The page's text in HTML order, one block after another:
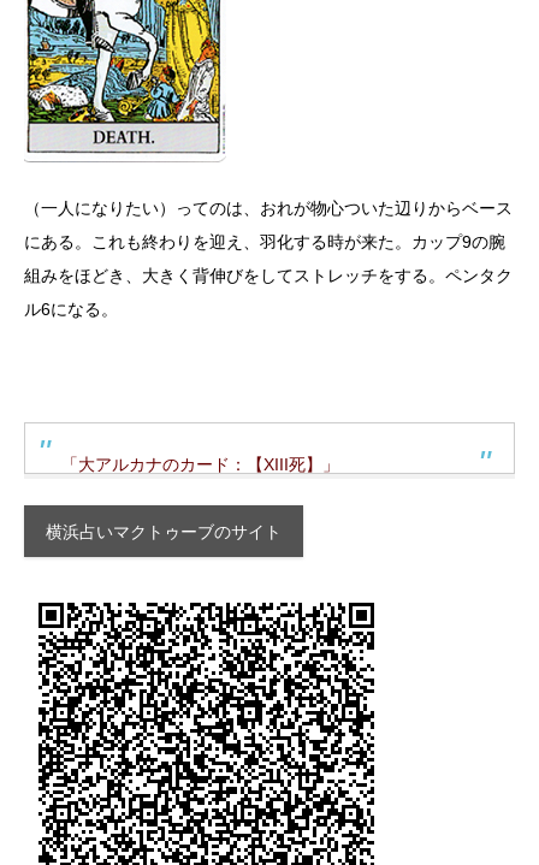
（一人になりたい）ってのは、おれが物心ついた辺りからベース
にある。これも終わりを迎え、羽化する時が来た。カップ9の腕
組みをほどき、大きく背伸びをしてストレッチをする。ペンタク
ル6になる。
「大アルカナのカード：【XIII死】」
横浜占いマクトゥーブのサイト